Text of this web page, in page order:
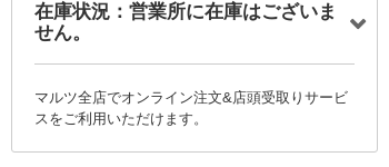
在庫状況：営業所に在庫はございま
せん。
マルツ全店でオンライン注文&店頭受取りサービ
スをご利用いただけます。